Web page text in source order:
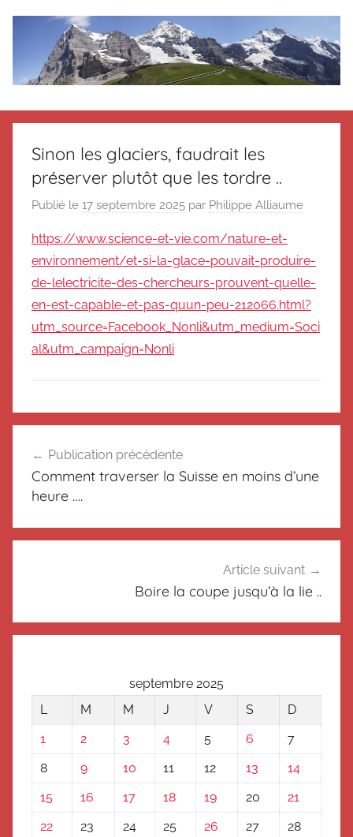
Le
blog
de
Suisse
Magazine
Suisse
Suisse
Magazine
Messager
Suisse
Sinon les glaciers, faudrait les
préserver plutôt que les tordre ..
Publié le 17 septembre 2025 par Philippe Alliaume
https://www.science-et-vie.com/nature-et-
environnement/et-si-la-glace-pouvait-produire-
de-lelectricite-des-chercheurs-prouvent-quelle-
en-est-capable-et-pas-quun-peu-212066.html?
utm_source=Facebook_Nonli&utm_medium=Soci
al&utm_campaign=Nonli
N
c
a
de
l’article
Publication précédente
Comment traverser la Suisse en moins d’une
heure ….
Article suivant
Boire la coupe jusqu’à la lie ..
septembre 2025
L
M M J V S
D
1
2 3 4 5 6
7
8
9 10 11 12 13
14
15
16 17 18 19 20
21
22
23 24 25 26 27
28